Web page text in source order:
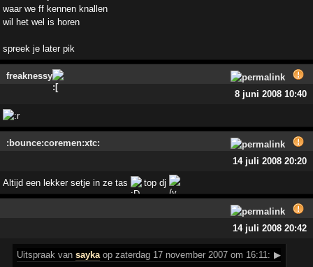
waar we ff kennen knallen
wil het wel is horen
spreek je later pik
freaknessy
8 juni 2008 10:40
:bounce:coremen:xtc:
14 juli 2008 20:20
Altijd een lekker setje in ze tas top dj
14 juli 2008 20:42
Uitspraak vansaykaop zaterdag 17 november 2007 om 16:11: ▶